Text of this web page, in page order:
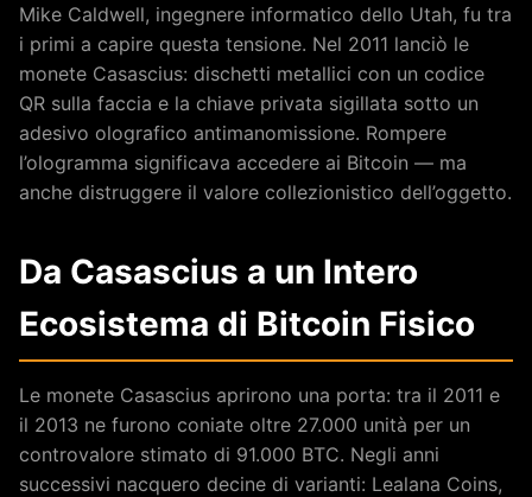
Mike Caldwell, ingegnere informatico dello Utah, fu tra
i primi a capire questa tensione. Nel 2011 lanciò le
monete Casascius: dischetti metallici con un codice
QR sulla faccia e la chiave privata sigillata sotto un
adesivo olografico antimanomissione. Rompere
l’ologramma significava accedere ai Bitcoin — ma
anche distruggere il valore collezionistico dell’oggetto.
Da Casascius a un Intero
Ecosistema di Bitcoin Fisico
Le monete Casascius aprirono una porta: tra il 2011 e
il 2013 ne furono coniate oltre 27.000 unità per un
controvalore stimato di 91.000 BTC. Negli anni
successivi nacquero decine di varianti: Lealana Coins,